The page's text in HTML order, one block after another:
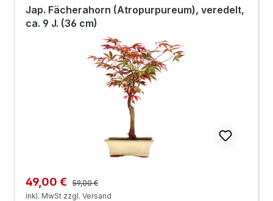
Jap. Fächerahorn (Atropurpureum), veredelt,
ca. 9 J. (36 cm)
Verkaufspreis:
49,00 € Regulärer Preis:
59,00 €
inkl. MwSt zzgl. Versand